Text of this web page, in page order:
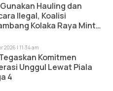
Hauling dan
Ilegal, Koalisi
Kolaka Raya Minta
2026 | 11:34 am
Komitmen
Unggul Lewat Piala
4